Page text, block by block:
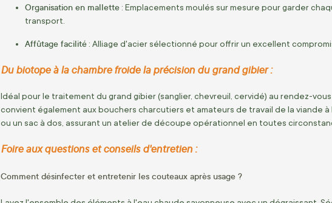
Organisation en mallette : Emplacements moulés sur mesure pour garder
transport.
Affûtage facilité : Alliage d'acier sélectionné pour offrir un excellent
Du biotope à la chambre froide la précision du grand gibier :
Idéal pour le traitement du grand gibier (sanglier, chevreuil, cervidé) au rendez-
convient également aux bouchers charcutiers et amateurs de travail de la viande
ou un sac à dos, assurant un atelier de découpe opérationnel en toutes
Foire aux questions et conseils d'entretien :
Comment désinfecter et entretenir les couteaux après usage ?